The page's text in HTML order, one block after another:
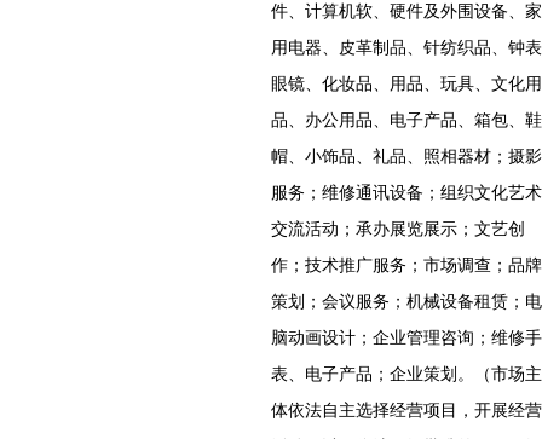
件、计算机软、硬件及外围设备、家
用电器、皮革制品、针纺织品、钟表
眼镜、化妆品、用品、玩具、文化用
品、办公用品、电子产品、箱包、鞋
帽、小饰品、礼品、照相器材；摄影
服务；维修通讯设备；组织文化艺术
交流活动；承办展览展示；文艺创
作；技术推广服务；市场调查；品牌
策划；会议服务；机械设备租赁；电
脑动画设计；企业管理咨询；维修手
表、电子产品；企业策划。（市场主
体依法自主选择经营项目，开展经营